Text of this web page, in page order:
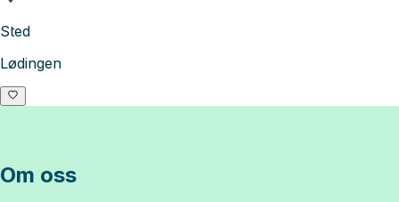
Sted
Lødingen
Om oss